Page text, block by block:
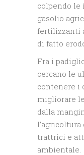
colpendo le
gasolio
fertilizzanti
di fatto
Fra i
cercano le
contenere i
migliorare
dalla
trattrici e
ambientale.